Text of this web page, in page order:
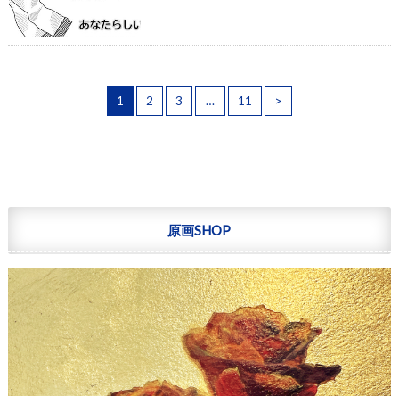
1 2 3 … 11 >
原画SHOP